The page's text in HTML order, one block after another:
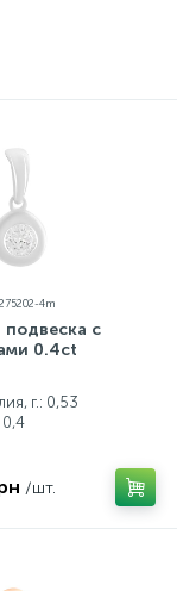
4m
подвеска с
0.4ct
г.: 0,53
0,4
/шт.